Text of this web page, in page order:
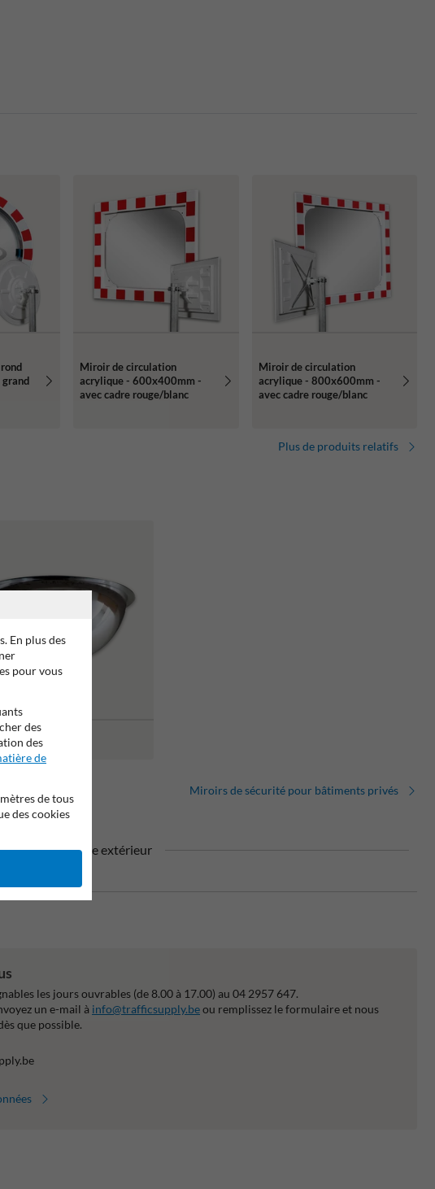
Miroir de circulation
acrylique - 600x400mm -
avec cadre rouge/blanc
Miroir de circulation
acrylique - 800x600mm -
avec cadre rouge/blanc
Plus de produits relatifs
SKG
Miroirs de sécurité pour bâtiments privés
Adapté à usage extérieur
les jours ouvrables (de 8.00 à 17.00) au 04 2957 647.
un e-mail à info@trafficsupply.beou remplissez le formulaire et nous
que possible.
En plus des
pour vous
des
des
de
de tous
des cookies